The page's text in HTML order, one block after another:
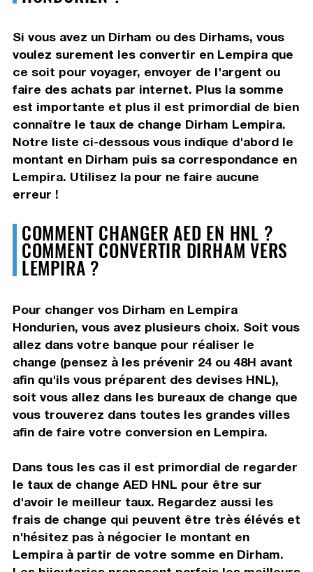
Si vous avez un Dirham ou des Dirhams, vous
voulez surement les convertir en Lempira que
ce soit pour voyager, envoyer de l'argent ou
faire des achats par internet. Plus la somme
est importante et plus il est primordial de bien
connaître le taux de change Dirham Lempira.
Notre liste ci-dessous vous indique d'abord le
montant en Dirham puis sa correspondance en
Lempira. Utilisez la pour ne faire aucune
erreur !
COMMENT CHANGER AED EN HNL ?
COMMENT CONVERTIR DIRHAM VERS
LEMPIRA ?
Pour changer vos Dirham en Lempira
Hondurien, vous avez plusieurs choix. Soit vous
allez dans votre banque pour réaliser le
change (pensez à les prévenir 24 ou 48H avant
afin qu'ils vous préparent des devises HNL),
soit vous allez dans les bureaux de change que
vous trouverez dans toutes les grandes villes
afin de faire votre conversion en Lempira.
Dans tous les cas il est primordial de regarder
le taux de change AED HNL pour être sur
d'avoir le meilleur taux. Regardez aussi les
frais de change qui peuvent être très élévés et
n'hésitez pas à négocier le montant en
Lempira à partir de votre somme en Dirham.